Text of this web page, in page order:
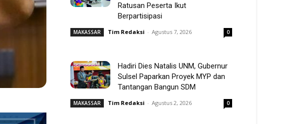
Ratusan Peserta Ikut
Berpartisipasi
MAKASSAR Tim Redaksi - Agustus 7, 2026 0
Hadiri Dies Natalis UNM, Gubernur
Sulsel Paparkan Proyek MYP dan
Tantangan Bangun SDM
MAKASSAR Tim Redaksi - Agustus 2, 2026 0